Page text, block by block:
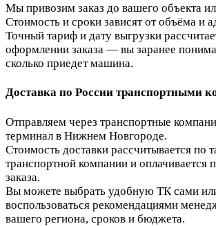
Мы привозим заказ до вашего объекта
Стоимость и сроки зависят от объёма и
Точный тариф и дату выгрузки
оформлении заказа — вы заранее
сколько приедет машина.
Доставка по России транспортными
Отправляем через транспортные
терминал в Нижнем Новгороде.
Стоимость доставки рассчитывается по
транспортной компании и оплачивается
заказа.
Вы можете выбрать удобную ТК сами
воспользоваться рекомендациями
вашего региона, сроков и бюджета.